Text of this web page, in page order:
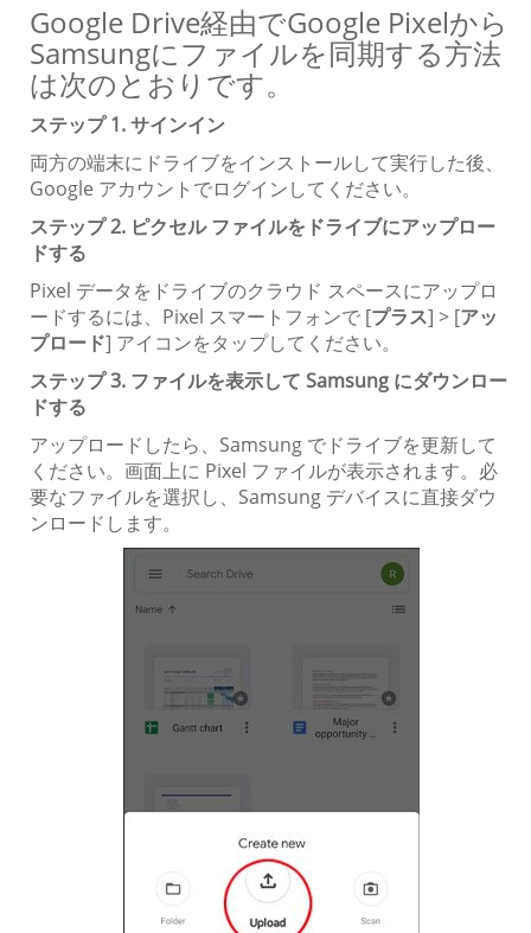
Google Drive経由でGoogle Pixelから
Samsungにファイルを同期する方法
は次のとおりです。
ステップ 1. サインイン
両方の端末にドライブをインストールして実行した後、
Google アカウントでログインしてください。
ステップ 2. ピクセル ファイルをドライブにアップロー
ドする
Pixel データをドライブのクラウド スペースにアップロ
ードするには、Pixel スマートフォンで [プラス] > [アッ
プロード] アイコンをタップしてください。
ステップ 3. ファイルを表示して Samsung にダウンロー
ドする
アップロードしたら、Samsung でドライブを更新して
ください。画面上に Pixel ファイルが表示されます。必
要なファイルを選択し、Samsung デバイスに直接ダウ
ンロードします。